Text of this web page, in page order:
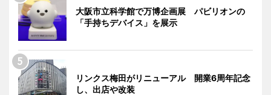
大阪市立科学館で万博企画展 パビリオンの
「手持ちデバイス」を展示
リンクス梅田がリニューアル 開業6周年記念
し、出店や改装